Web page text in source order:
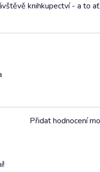
knihkupectví - a to
Přidat hodnocení